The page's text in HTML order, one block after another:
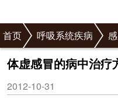
首页 呼吸系统疾病
体虚感冒的病中治疗
2012-10-31